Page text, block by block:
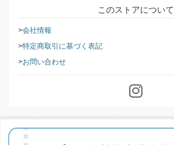
このストアについて
会社情報
特定商取引に基づく表記
お問い合わせ